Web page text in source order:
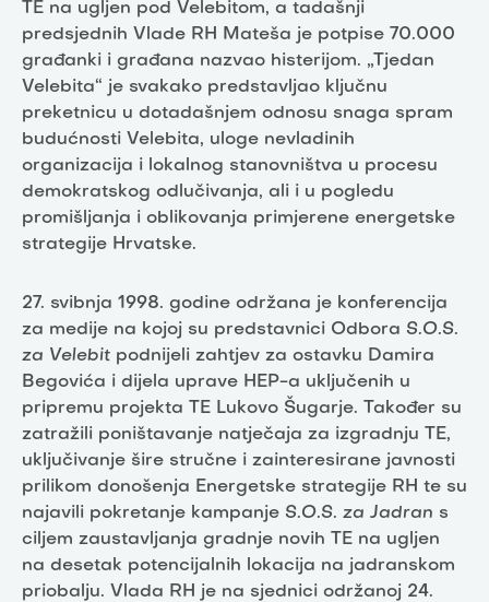
TE na ugljen pod Velebitom, a tadašnji
predsjednih Vlade RH Mateša je potpise 70.000
građanki i građana nazvao histerijom. „Tjedan
Velebita“ je svakako predstavljao ključnu
preketnicu u dotadašnjem odnosu snaga spram
budućnosti Velebita, uloge nevladinih
organizacija i lokalnog stanovništva u procesu
demokratskog odlučivanja, ali i u pogledu
promišljanja i oblikovanja primjerene energetske
strategije Hrvatske.
27. svibnja 1998. godine održana je konferencija
za medije na kojoj su predstavnici Odbora S.O.S.
za Velebit podnijeli zahtjev za ostavku Damira
Begovića i dijela uprave HEP-a uključenih u
pripremu projekta TE Lukovo Šugarje. Također su
zatražili poništavanje natječaja za izgradnju TE,
uključivanje šire stručne i zainteresirane javnosti
prilikom donošenja Energetske strategije RH te su
najavili pokretanje kampanje S.O.S. za Jadran s
ciljem zaustavljanja gradnje novih TE na ugljen
na desetak potencijalnih lokacija na jadranskom
priobalju. Vlada RH je na sjednici održanoj 24.